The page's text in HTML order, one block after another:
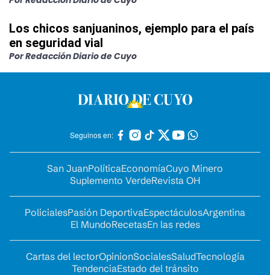
Los chicos sanjuaninos, ejemplo para el país
en seguridad vial
Por Redacción Diario de Cuyo
Seguinos en:
San JuanPolíticaEconomíaCuyo Minero
Suplemento VerdeRevista OH
PolicialesPasión DeportivaEspectáculosArgentina
El MundoRecetasEn las redes
Cartas del lectorOpinionSocialesSaludTecnología
TendenciaEstado del tránsito